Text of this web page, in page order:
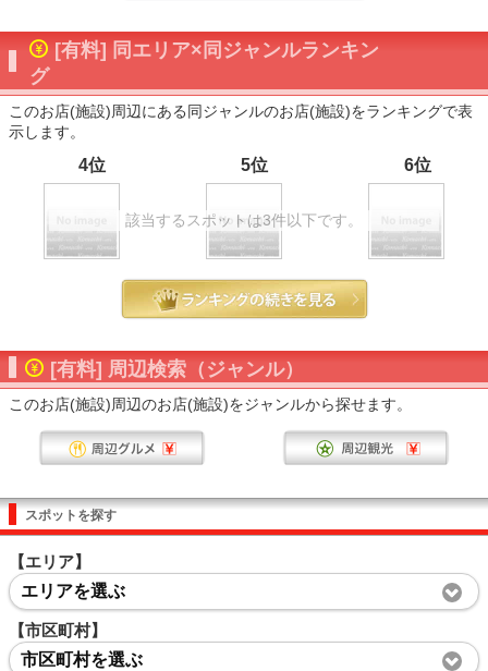
[有料] 同エリア×同ジャンルランキン
グ
このお店(施設)周辺にある同ジャンルのお店(施設)をランキングで表
示します。
4位 5位 6位
該当するスポットは3件以下です。
[有料] 周辺検索（ジャンル）
このお店(施設)周辺のお店(施設)をジャンルから探せます。
スポットを探す
【エリア】
エリアを選ぶ
【市区町村】
市区町村を選ぶ